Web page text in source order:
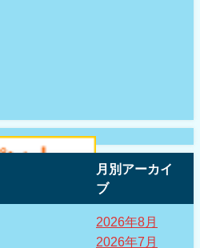
月別アーカイ
ブ
2026年8月
2026年7月